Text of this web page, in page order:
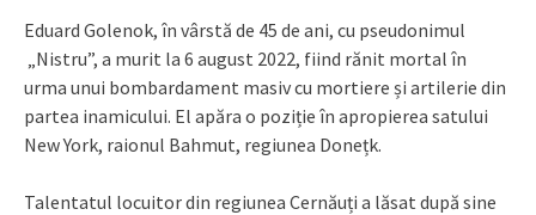
Eduard Golenok, în vârstă de 45 de ani, cu pseudonimul
„Nistru”, a murit la 6 august 2022, fiind rănit mortal în
urma unui bombardament masiv cu mortiere și artilerie din
partea inamicului. El apăra o poziție în apropierea satului
New York, raionul Bahmut, regiunea Donețk.
Talentatul locuitor din regiunea Cernăuți a lăsat după sine